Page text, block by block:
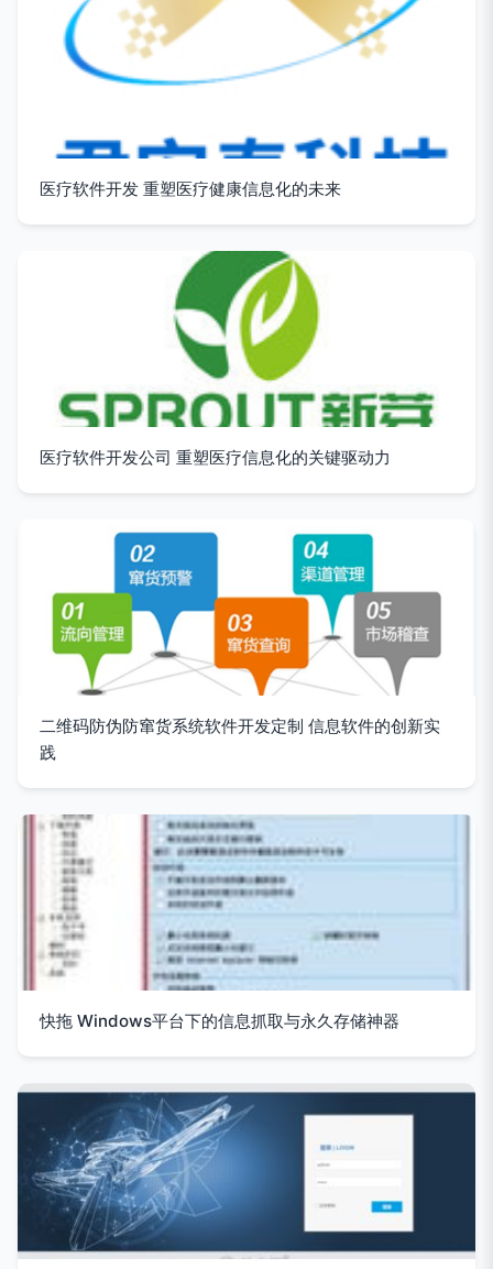
医疗软件开发 重塑医疗健康信息化的未来
医疗软件开发公司 重塑医疗信息化的关键驱动力
二维码防伪防窜货系统软件开发定制 信息软件的创新实
践
快拖 Windows平台下的信息抓取与永久存储神器